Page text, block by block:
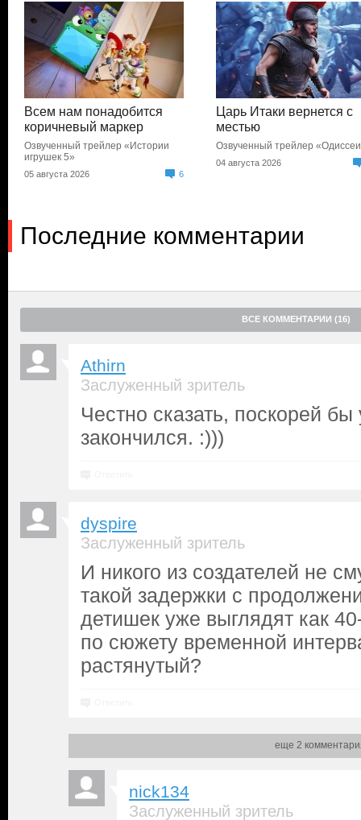
Всем нам понадобится
коричневый маркер
Озвученный трейлер «Истории
игрушек 5»
05 августа 2026 6
Царь Итаки вернется с
местью
Озвученный трейлер
04 августа 2026
Последние комментарии
ВСЕ КОММЕНТАРИИ (16)
Athirn
Заслуженный зритель
Честно сказать, поскорей
закончился. :)))
dyspire
Заслуженный зритель
И никого из создателей не
такой задержки с
детишек уже выглядят как
по сюжету временной
растянутый?
еще 2
nick134
Заслуженный зритель